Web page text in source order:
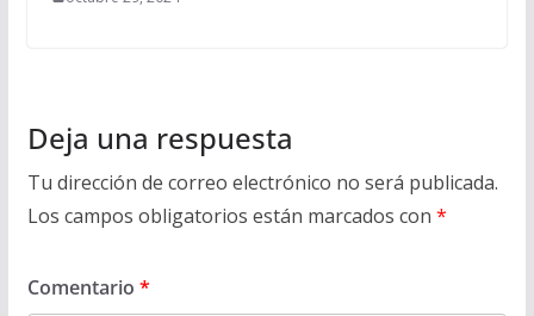
Deja una respuesta
Tu dirección de correo electrónico no será publicada.
Los campos obligatorios están marcados con *
Comentario *